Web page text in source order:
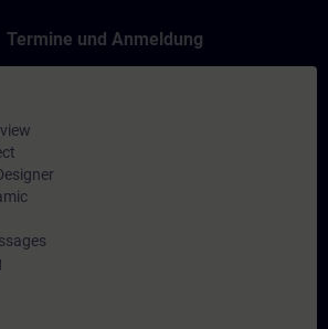
Termine und Anmeldung